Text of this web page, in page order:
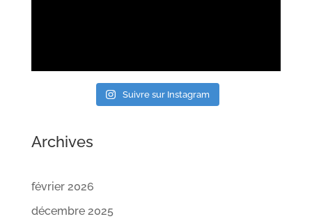
Suivre sur Instagram
Archives
février 2026
décembre 2025